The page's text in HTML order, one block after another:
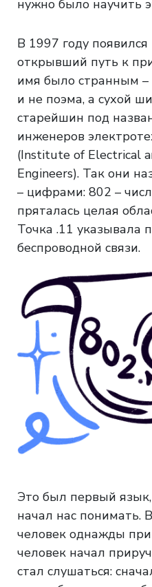
нужно было научить
В 1997 году
открывший путь к
имя было странным –
и не поэма, а сухой
старейшин под
инженеров
(Institute of Electrical
Engineers). Так они
– цифрами: 802 –
пряталась целая
Точка .11 указывала
беспроводной связи.
Это был первый
начал нас понимать.
человек однажды
человек начал
стал слушаться: